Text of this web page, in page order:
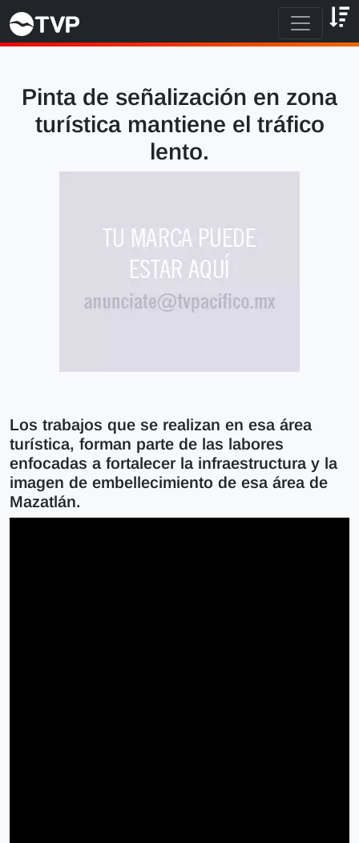
Pinta de señalización en zona
turística mantiene el tráfico
lento.
Los trabajos que se realizan en esa área
turística, forman parte de las labores
enfocadas a fortalecer la infraestructura y la
imagen de embellecimiento de esa área de
Mazatlán.